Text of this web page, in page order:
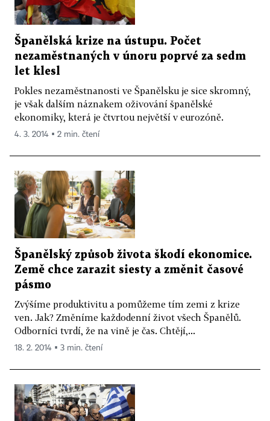
Španělská krize na ústupu. Počet
nezaměstnaných v únoru poprvé za sedm
let klesl
Pokles nezaměstnanosti ve Španělsku je sice skromný,
je však dalším náznakem oživování španělské
ekonomiky, která je čtvrtou největší v eurozóně.
4. 3. 2014 ▪ 2 min. čtení
Španělský způsob života škodí ekonomice.
Země chce zarazit siesty a změnit časové
pásmo
Zvýšíme produktivitu a pomůžeme tím zemi z krize
ven. Jak? Změníme každodenní život všech Španělů.
Odborníci tvrdí, že na vině je čas. Chtějí,...
18. 2. 2014 ▪ 3 min. čtení